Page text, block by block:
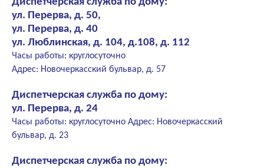
ул. Перерва, д. 50,
ул. Перерва, д. 40
ул. Люблинская, д. 104, д.108, д. 112
Часы работы: круглосуточно
Адрес: Новочеркасский бульвар, д. 57
Диспетчерская служба по дому:
ул. Перерва, д. 24
Часы работы: круглосуточно Адрес: Новочеркасский
бульвар, д. 23
Диспетчерская служба по дому: